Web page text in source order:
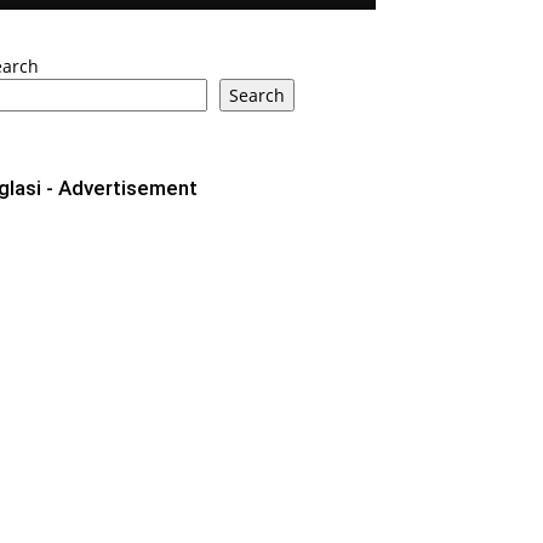
Search
- Advertisement